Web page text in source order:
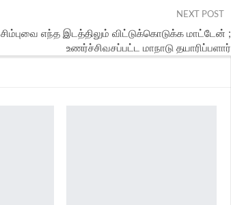
NEXT POST
சிம்புவை எந்த இடத்திலும் விட்டுக்கொடுக்க மாட்டேன் ;
உணர்ச்சிவசப்பட்ட மாநாடு தயாரிப்பளார்